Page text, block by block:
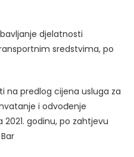
djelatnosti
sredstvima, po
na predlog cijena usluga za
i odvođenje
godinu, po zahtjevu